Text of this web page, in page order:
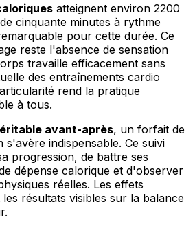
atteignent environ 2200
cinquante minutes à rythme
pour cette durée. Ce
reste l'absence de sensation
travaille efficacement sans
des entraînements cardio
rend la pratique
à tous.
avant-après, un forfait de
s'avère indispensable. Ce suivi
progression, de battre ses
dépense calorique et d'observer
réelles. Les effets
résultats visibles sur la balance